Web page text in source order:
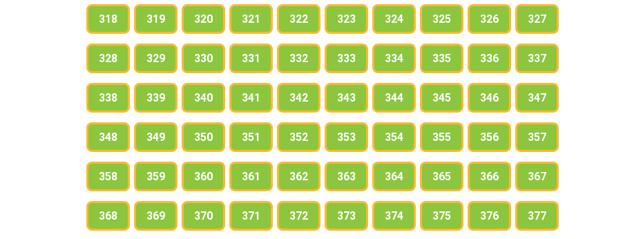
318 319 320 321 322 323 324 325 326 327
328 329 330 331 332 333 334 335 336 337
338 339 340 341 342 343 344 345 346 347
348 349 350 351 352 353 354 355 356 357
358 359 360 361 362 363 364 365 366 367
368 369 370 371 372 373 374 375 376 377